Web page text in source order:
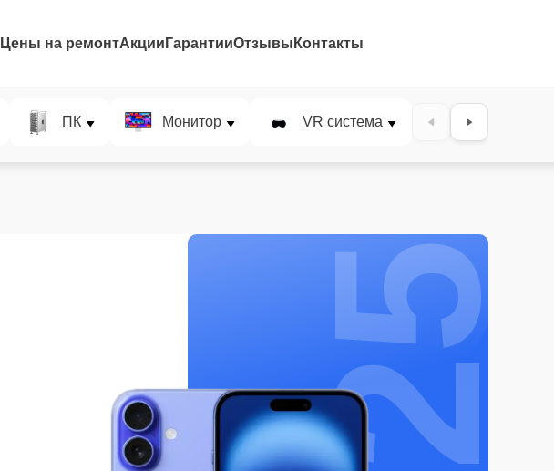
Цены на ремонтАкции ГарантииОтзывы Контакты
ПК Монитор VR система Наушники
25%